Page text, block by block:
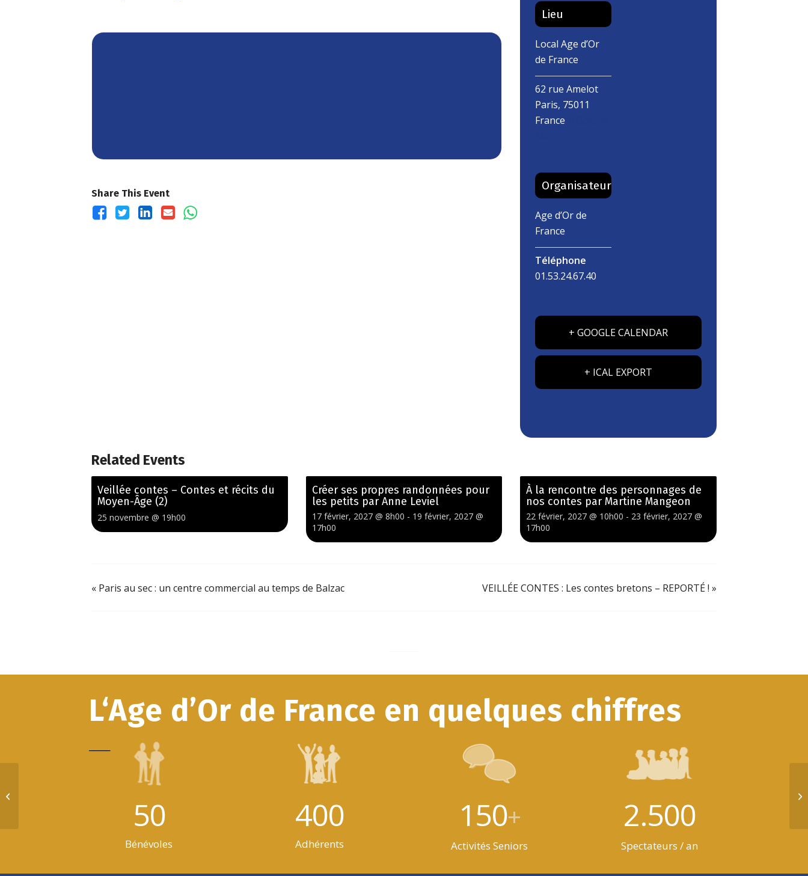
Share This Event
Lieu
Local Age d’Or
de France
62 rue Amelot
Paris, 75011
France
Organisateur
Age d’Or de
France
Téléphone
01.53.24.67.40
+ GOOGLE CALENDAR
+ ICAL EXPORT
Related Events
Veillée contes – Contes et récits du
Moyen-Âge (2)
25 novembre @ 19h00
Créer ses propres randonnées pour
les petits par Anne Leviel
17 février, 2027 @ 8h00 - 19 février, 2027 @
17h00
À la rencontre des personnages de
nos contes par Martine Mangeon
22 février, 2027 @ 10h00 - 23 février, 2027 @
17h00
« Paris au sec : un centre commercial au temps de Balzac VEILLÉE CONTES : Les contes bretons – REPORTÉ ! »
L‘Age d’Or de France en quelques chiffres
50
Bénévoles
400
Adhérents
150+
Activités Seniors
2.500
Spectateurs / an